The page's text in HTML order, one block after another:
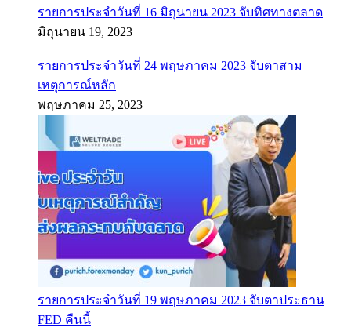
รายการประจำวันที่ 16 มิถุนายน 2023 จับทิศทางตลาด
มิถุนายน 19, 2023
รายการประจำวันที่ 24 พฤษภาคม 2023 จับตาสาม
เหตุการณ์หลัก
พฤษภาคม 25, 2023
รายการประจำวันที่ 19 พฤษภาคม 2023 จับตาประธาน
FED คืนนี้